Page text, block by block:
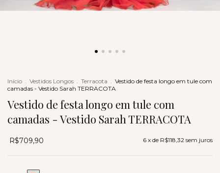
Início . Vestidos Longos . Terracota . Vestido de festa longo em tule com
camadas - Vestido Sarah TERRACOTA
Vestido de festa longo em tule com
camadas - Vestido Sarah TERRACOTA
R$709,90 6 x de R$118,32 sem juros